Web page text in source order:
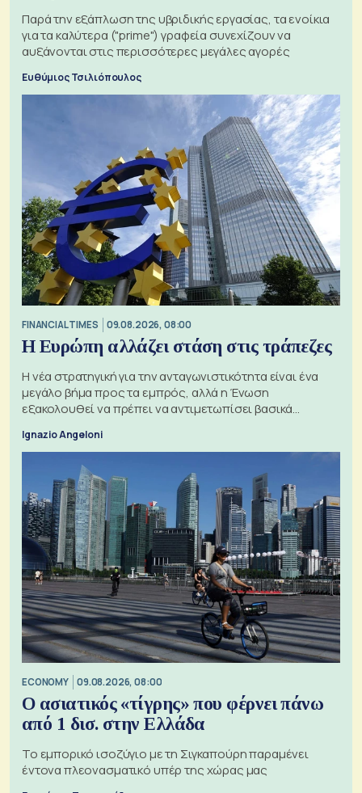
Παρά την εξάπλωση της υβριδικής εργασίας, τα ενοίκια
για τα καλύτερα ("prime") γραφεία συνεχίζουν να
αυξάνονται στις περισσότερες μεγάλες αγορές
Ευθύμιος Τσιλιόπουλος
FINANCIAL TIMES 09.08.2026, 08:00
Η Ευρώπη αλλάζει στάση στις τράπεζες
Η νέα στρατηγική για την ανταγωνιστικότητα είναι ένα
μεγάλο βήμα προς τα εμπρός, αλλά η Ένωση
εξακολουθεί να πρέπει να αντιμετωπίσει βασικά
Ignazio Angeloni
ECONOMY 09.08.2026, 08:00
Ο ασιατικός «τίγρης» που φέρνει πάνω
από 1 δισ. στην Ελλάδα
Το εμπορικό ισοζύγιο με τη Σιγκαπούρη παραμένει
έντονα πλεονασματικό υπέρ της χώρας μας